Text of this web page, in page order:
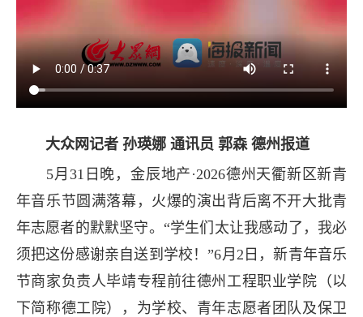
大众网记者 孙瑛娜 通讯员 郭森 德州报道
5月31日晚，金辰地产·2026德州天衢新区新青
年音乐节圆满落幕，火爆的演出背后离不开大批青
年志愿者的默默坚守。“学生们太让我感动了，我必
须把这份感谢亲自送到学校！”6月2日，新青年音乐
节商家负责人毕靖专程前往德州工程职业学院（以
下简称德工院），为学校、青年志愿者团队及保卫